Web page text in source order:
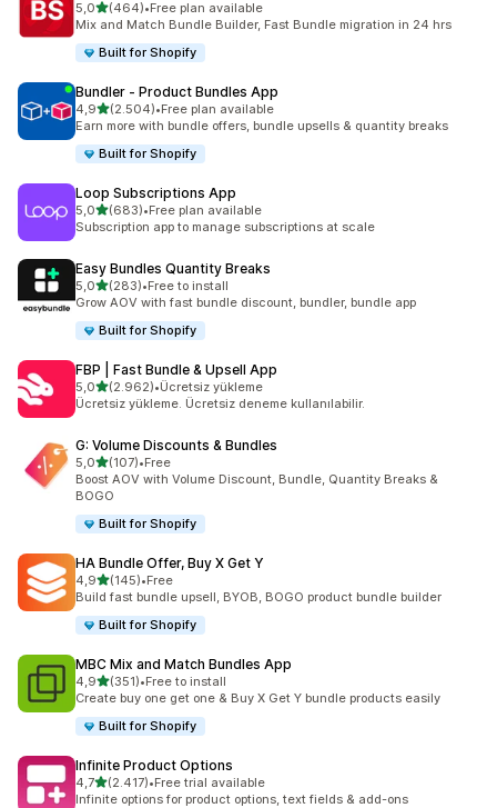
5,05 yıldız üzerinden
(464)
toplam 464 değerlendirme
•Free plan available
Mix and Match Bundle Builder, Fast Bundle migration in 24 hrs
Built for Shopify
Bundler ‑ Product Bundles App
4,95 yıldız üzerinden
(2.504)
toplam 2504 değerlendirme
•Free plan available
Earn more with bundle offers, bundle upsells & quantity breaks
Built for Shopify
Loop Subscriptions App
5,05 yıldız üzerinden
(683)
toplam 683 değerlendirme
•Free plan available
Subscription app to manage subscriptions at scale
Easy Bundles Quantity Breaks
5,05 yıldız üzerinden
(283)
toplam 283 değerlendirme
•Free to install
Grow AOV with fast bundle discount, bundler, bundle app
Built for Shopify
FBP | Fast Bundle & Upsell App
5,05 yıldız üzerinden
(2.962)
toplam 2962 değerlendirme
•Ücretsiz yükleme
Ücretsiz yükleme. Ücretsiz deneme kullanılabilir.
G: Volume Discounts & Bundles
5,05 yıldız üzerinden
(107)
toplam 107 değerlendirme
•Free
Boost AOV with Volume Discount, Bundle, Quantity Breaks &
BOGO
Built for Shopify
HA Bundle Offer, Buy X Get Y
4,95 yıldız üzerinden
(145)
toplam 145 değerlendirme
•Free
Build fast bundle upsell, BYOB, BOGO product bundle builder
Built for Shopify
MBC Mix and Match Bundles App
4,95 yıldız üzerinden
(351)
toplam 351 değerlendirme
•Free to install
Create buy one get one & Buy X Get Y bundle products easily
Built for Shopify
Infinite Product Options
4,75 yıldız üzerinden
(2.417)
toplam 2417 değerlendirme
•Free trial available
Infinite options for product options, text fields & add-ons